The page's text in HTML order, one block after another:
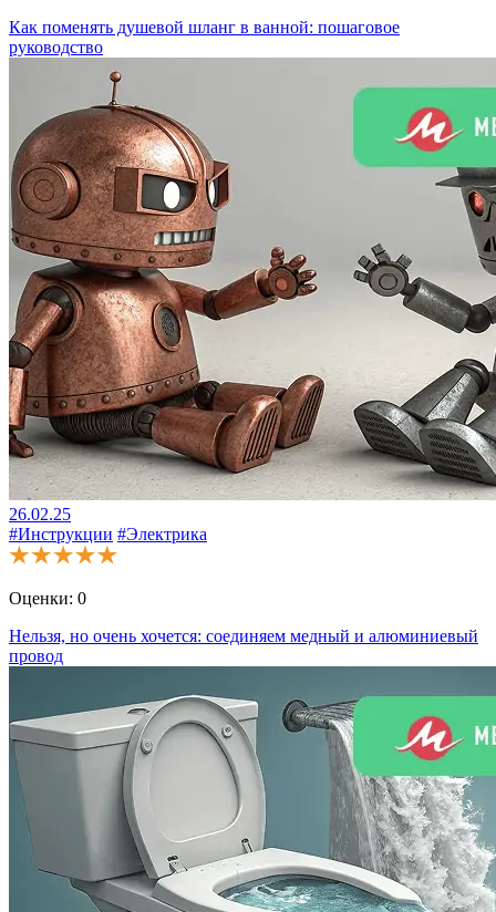
Как поменять душевой шланг в ванной: пошаговое
руководство
26.02.25
#Инструкции #Электрика
Оценки: 0
Нельзя, но очень хочется: соединяем медный и алюминиевый
провод